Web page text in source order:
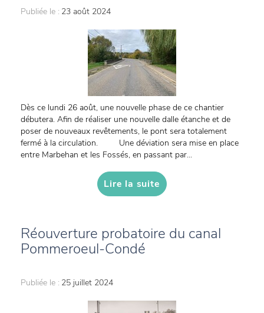
Publiée le : 23 août 2024
Dès ce lundi 26 août, une nouvelle phase de ce chantier
débutera. Afin de réaliser une nouvelle dalle étanche et de
poser de nouveaux revêtements, le pont sera totalement
fermé à la circulation. Une déviation sera mise en place
entre Marbehan et les Fossés, en passant par...
Lire la suite
Réouverture probatoire du canal
Pommeroeul-Condé
Publiée le : 25 juillet 2024